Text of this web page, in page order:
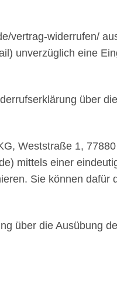
vertrag-widerrufen/
unverzüglich eine
über
Weststraße 1,
mittels einer
Sie können
über die Ausübung